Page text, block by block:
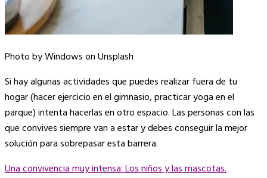
Photo by Windows on Unsplash
Si hay algunas actividades que puedes realizar fuera de tu
hogar (hacer ejercicio en el gimnasio, practicar yoga en el
parque) intenta hacerlas en otro espacio. Las personas con las
que convives siempre van a estar y debes conseguir la mejor
solución para sobrepasar esta barrera.
Una convivencia muy intensa: Los niños y las mascotas.